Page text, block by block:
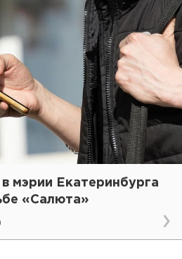
мэрии Екатеринбурга
«Салюта»